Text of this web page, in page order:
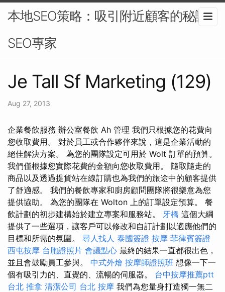
本地SEO策略：吸引附近顧客的秘訣-
SEO專家
Je Tall Sf Marketing (129)
Aug 27, 2013
企業餐飲服務 辦公室餐飲 Ah 管理 我們只根據您的花費向
您收取費用。 對於員工或合作夥伴來說，這是企業活動的
絕佳解決方案。 為您的團隊設定可用於 Wolt 訂單的預算。
我們僅根據您實際花費的金額向您收取費用。 隨取隨走的
商品以及透過提貨站在線訂購也為我們的旅途中的顧客提供
了舒適感。 我們的餐飲專家和廚房顧問團隊將很樂意為您
提供協助。 為您的團隊在 Wolton 上的訂單設定預算。 餐
飲計劃的初步建構始於建立專案和服務站。 牙橋 這個大綱
提供了一些選項，讓客戶可以修改和自訂計劃以適應他們的
目標和所需的氛圍。 尋人找人 泰國簽證 按摩 菲律賓簽證
西屯按摩 台胞證照片 會議點心 最終的結果一直都很出色，
並且會鼓勵員工參與。 中式外燴 按摩師證照班 想像一下一
個有吸引力的、直覺的、流暢的伺服器。 台中按摩推薦ptt
台北 推拿 清潔公司 台北 按摩 我們為您量身打造獨一無二